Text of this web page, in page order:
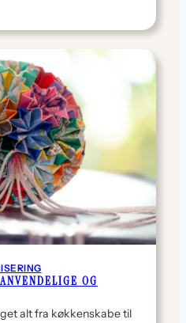
OG
alt fra køkkenskabe til